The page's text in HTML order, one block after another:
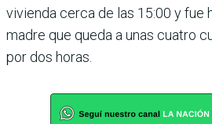
vivienda cerca de las 15:00 y fue
madre que queda a unas cuatro
por dos horas.